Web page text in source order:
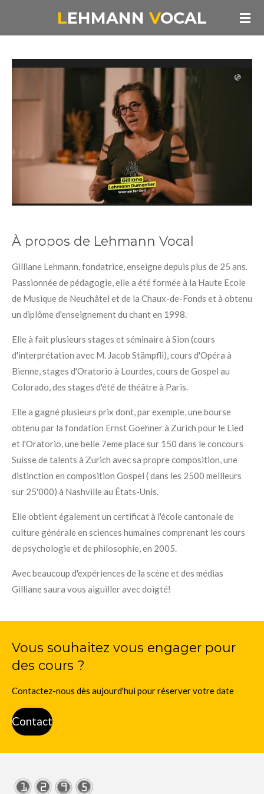
principal
LEHMANN VOCAL
À propos de Lehmann Vocal
Gilliane Lehmann, fondatrice, enseigne depuis plus de 25 ans.
Passionnée de pédagogie, elle a été formée à la Haute Ecole
de Musique de Neuchâtel et de la Chaux-de-Fonds et à obtenu
un diplôme d'enseignement du chant en 1998.
Elle à fait plusieurs stages et séminaire à Sion (cours
d'interprétation avec M. Jacob Stämpfli), cours d'Opéra à
Bienne, stages d'Oratorio à Lourdes, cours de Gospel au
Colorado, des stages d'été de théâtre à Paris.
Elle a gagné plusieurs prix dont, par exemple, une bourse
obtenu par la fondation Ernst Goehner à Zurich pour le Lied
et l'Oratorio, une belle 7eme place sur 150 dans le concours
Suisse de talents à Zurich avec sa propre composition, une
distinction en composition Gospel ( dans les 2500 meilleurs
sur 25'000) à Nashville au États-Unis.
Elle obtient également un certificat à l'école cantonale de
culture générale en sciences humaines comprenant les cours
de psychologie et de philosophie, en 2005.
Avec beaucoup d'expériences de la scène et des médias
Gilliane saura vous aiguiller avec doigté!
Vous souhaitez vous engager pour
des cours ?
Contactez-nous dès aujourd'hui pour réserver votre date
Contact